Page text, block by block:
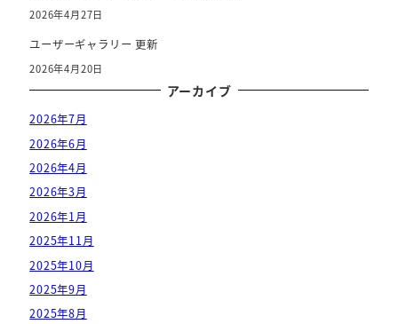
2026年4月27日
ユーザーギャラリー 更新
2026年4月20日
アーカイブ
2026年7月
2026年6月
2026年4月
2026年3月
2026年1月
2025年11月
2025年10月
2025年9月
2025年8月